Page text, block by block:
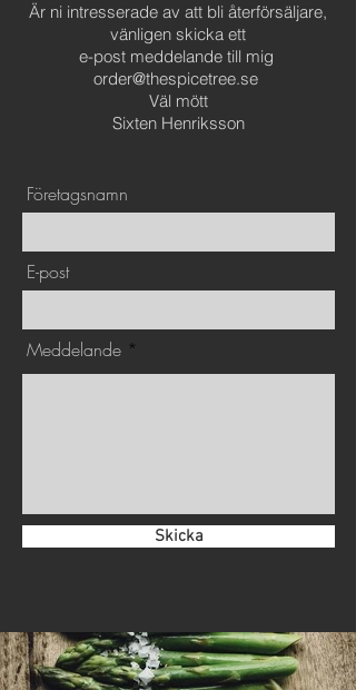
Är ni intresserade av att bli återförsäljare,
vänligen skicka ett
e-post meddelande till mig
order@thespicetree.se
Väl mött
Sixten Henriksson
Företagsnamn
E-post
Meddelande
Skicka